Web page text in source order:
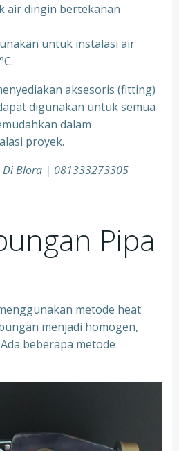
air dingin bertekanan
untuk instalasi air
aksesoris (fitting)
digunakan untuk semua
dalam
proyek.
Di Blora | 081333273305
Pipa
metode heat
menjadi homogen,
beberapa metode